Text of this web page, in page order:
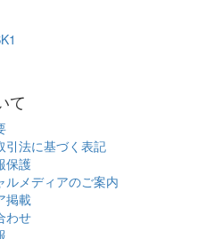
て
引法に基づく表記
保護
ルメディアのご案内
掲載
わせ